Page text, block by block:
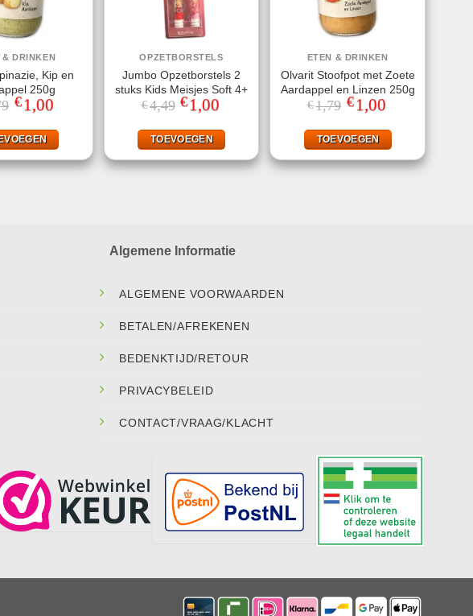
& DRINKEN
Kip en
250g
Oorspronkelijke
prijs
€1,79.
€ 1,00Huidige
€1,00.
OPZETBORSTELS
Jumbo Opzetborstels 2
stuks Kids Meisjes Soft 4+
€4,49 Oorspronkelijke
prijs
€4,49.
€ 1,00
€1,00.
TOEVOEGEN
ETEN & DRINKEN
Olvarit Stoofpot met Zoete
Aardappel en Linzen 250g
€1,79 Oorspronkelijke
prijs
€1,79.
€ 1,00Huidige
€1,00.
TOEVOEGEN
Algemene Informatie
ALGEMENE VOORWAARDEN
BETALEN/AFREKENEN
BEDENKTIJD/RETOUR
PRIVACYBELEID
CONTACT/VRAAG/KLACHT